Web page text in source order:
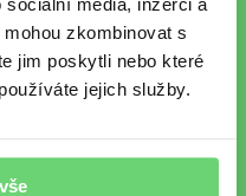
zkombinovat s
jim poskytli nebo které
jejich služby.
z
mailem.